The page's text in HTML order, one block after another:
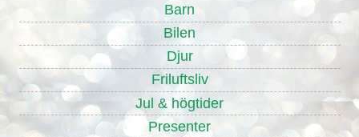
Barn
Bilen
Djur
Friluftsliv
Jul & högtider
Presenter